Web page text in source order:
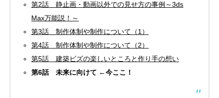
第2話 静止画・動画以外での見せ方の事例～3ds
Max万能説！～
第3話 制作体制や制作について（1）
第4話 制作体制や制作について（2）
第5話 建築ビズの楽しいところと作り手の想い
第6話 未来に向けて ←今ここ！